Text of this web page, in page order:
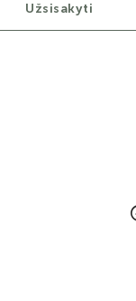
Užsisakyti